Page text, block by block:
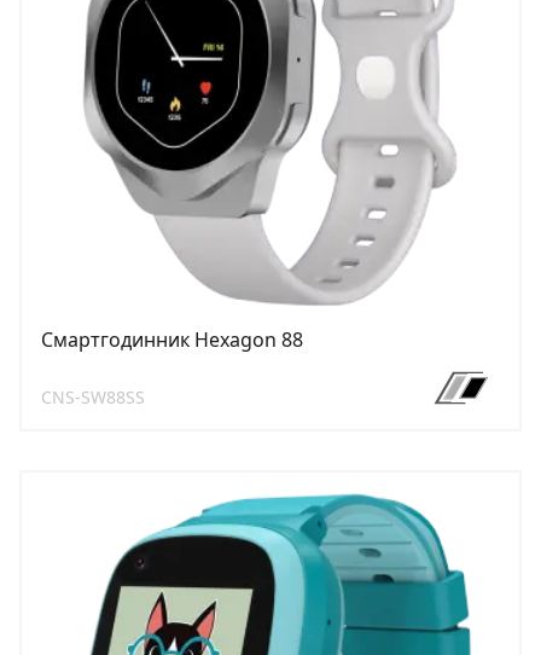
Смартгодинник Hexagon 88
CNS-SW88SS